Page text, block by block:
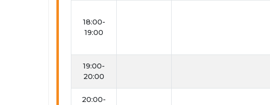
18:00-
19:00
19:00-
20:00
20:00-